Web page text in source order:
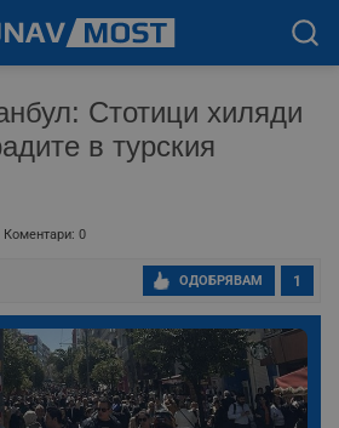
Стотици хиляди
в турския
Коментари: 0
1
ОДОБРЯВАМ